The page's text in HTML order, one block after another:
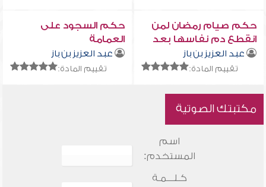
حكم صيام رمضان لمن
انقطع دم نفاسها بعد
الوضع بعشرة أيام
عبد العزيز بن باز
تقييم المادة:
حكم السجود على
العمامة
عبد العزيز بن باز
تقييم المادة:
مكتبتك الصوتية
اسم
المستخدم:
كـلـــمـة